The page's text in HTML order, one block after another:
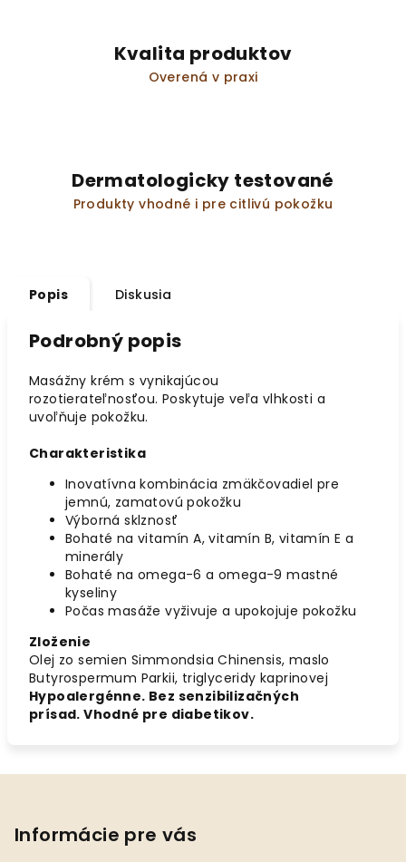
Kvalita produktov
Overená v praxi
Dermatologicky testované
Produkty vhodné i pre citlivú pokožku
Popis Diskusia
Podrobný popis
Masážny krém s vynikajúcou
rozotierateľnosťou. Poskytuje veľa vlhkosti a
uvoľňuje pokožku.
Charakteristika
Inovatívna kombinácia zmäkčovadiel pre
jemnú, zamatovú pokožku
Výborná sklznosť
Bohaté na vitamín A, vitamín B, vitamín E a
minerály
Bohaté na omega-6 a omega-9 mastné
kyseliny
Počas masáže vyživuje a upokojuje pokožku
Zloženie
Olej zo semien Simmondsia Chinensis, maslo
Butyrospermum Parkii, triglyceridy kaprinovej
Hypoalergénne. Bez senzibilizačných
prísad. Vhodné pre diabetikov.
Informácie pre vás